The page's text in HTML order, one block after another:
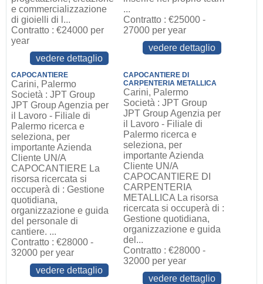
e commercializzazione
di gioielli di l...
Contratto : €24000 per
year
vedere dettaglio
...
Contratto : €25000 -
27000 per year
vedere dettaglio
CAPOCANTIERE
Carini, Palermo
Società : JPT Group
JPT Group Agenzia per
il Lavoro - Filiale di
Palermo ricerca e
seleziona, per
importante Azienda
Cliente UN/A
CAPOCANTIERE La
risorsa ricercata si
occuperà di : Gestione
quotidiana,
organizzazione e guida
del personale di
cantiere. ...
Contratto : €28000 -
32000 per year
vedere dettaglio
CAPOCANTIERE DI
CARPENTERIA METALLICA
Carini, Palermo
Società : JPT Group
JPT Group Agenzia per
il Lavoro - Filiale di
Palermo ricerca e
seleziona, per
importante Azienda
Cliente UN/A
CAPOCANTIERE DI
CARPENTERIA
METALLICA La risorsa
ricercata si occuperà di :
Gestione quotidiana,
organizzazione e guida
del...
Contratto : €28000 -
32000 per year
vedere dettaglio